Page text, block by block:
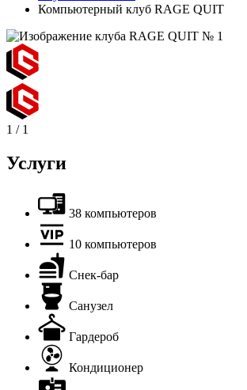
Компьютерный клуб RAGE QUIT
1 / 1
Услуги
38 компьютеров
10 компьютеров
Снек-бар
Санузел
Гардероб
Кондиционер